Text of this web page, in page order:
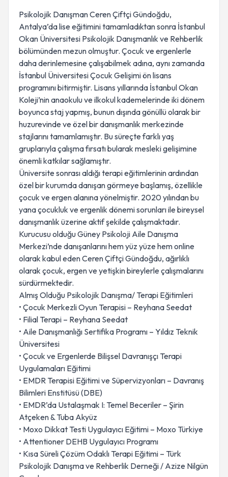
Psikolojik Danışman Ceren Çiftçi Gündoğdu,
Antalya’da lise eğitimini tamamladıktan sonra İstanbul
Okan Üniversitesi Psikolojik Danışmanlık ve Rehberlik
bölümünden mezun olmuştur. Çocuk ve ergenlerle
daha derinlemesine çalışabilmek adına, aynı zamanda
İstanbul Üniversitesi Çocuk Gelişimi ön lisans
programını bitirmiştir. Lisans yıllarında İstanbul Okan
Koleji’nin anaokulu ve ilkokul kademelerinde iki dönem
boyunca staj yapmış, bunun dışında gönüllü olarak bir
huzurevinde ve özel bir danışmanlık merkezinde
stajlarını tamamlamıştır. Bu süreçte farklı yaş
gruplarıyla çalışma fırsatı bularak mesleki gelişimine
önemli katkılar sağlamıştır.
Üniversite sonrası aldığı terapi eğitimlerinin ardından
özel bir kurumda danışan görmeye başlamış, özellikle
çocuk ve ergen alanına yönelmiştir. 2020 yılından bu
yana çocukluk ve ergenlik dönemi sorunları ile bireysel
danışmanlık üzerine aktif şekilde çalışmaktadır.
Kurucusu olduğu Güney Psikoloji Aile Danışma
Merkezi’nde danışanlarını hem yüz yüze hem online
olarak kabul eden Ceren Çiftçi Gündoğdu, ağırlıklı
olarak çocuk, ergen ve yetişkin bireylerle çalışmalarını
sürdürmektedir.
Almış Olduğu Psikolojik Danışma/ Terapi Eğitimleri
• Çocuk Merkezli Oyun Terapisi – Reyhana Seedat
• Filial Terapi – Reyhana Seedat
• Aile Danışmanlığı Sertifika Programı – Yıldız Teknik
Üniversitesi
• Çocuk ve Ergenlerde Bilişsel Davranışçı Terapi
Uygulamaları Eğitimi
• EMDR Terapisi Eğitimi ve Süpervizyonları – Davranış
Bilimleri Enstitüsü (DBE)
• EMDR’da Ustalaşmak I: Temel Beceriler – Şirin
Atçeken & Tuba Akyüz
• Moxo Dikkat Testi Uygulayıcı Eğitimi – Moxo Türkiye
• Attentioner DEHB Uygulayıcı Programı
• Kısa Süreli Çözüm Odaklı Terapi Eğitimi – Türk
Psikolojik Danışma ve Rehberlik Derneği / Azize Nilgün